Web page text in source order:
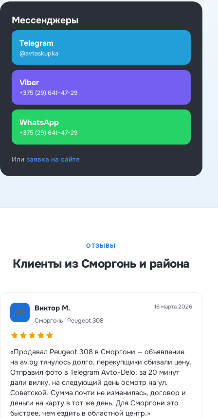
Мессенджеры
Telegram
@avtaskupka
Viber
+375 (29) 641-47-29
WhatsApp
+375 (29) 641-47-29
Или заявка на сайте
ОТЗЫВЫ
Клиенты из Сморгонь и района
ВМ Виктор М.
Сморгонь · Peugeot 308
16 марта 2026
«Продавал Peugeot 308 в Сморгони — объявление
на av.by тянулось долго, перекупщики сбивали цену.
Отправил фото в Telegram Avto-Delo: за 20 минут
дали вилку, на следующий день осмотр на ул.
Советской. Сумма почти не изменилась, договор и
деньги на карту в тот же день. Для Сморгони это
быстрее, чем ездить в областной центр.»